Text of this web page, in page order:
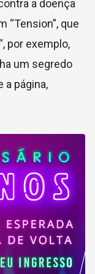
a doença
“Tension”, que
“, por exemplo,
um segredo
a página,